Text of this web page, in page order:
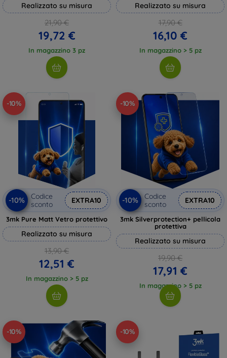
Realizzato su misura
21,90 €
19,72 €
In magazzino 3 pz
Realizzato su misura
17,90 €
16,10 €
In magazzino > 5 pz
-10%
-10%
Codice
sconto
EXTRA10
3mk Pure Matt Vetro protettivo
Realizzato su misura
13,90 €
12,51 €
In magazzino > 5 pz
-10%
-10%
Codice
sconto
EXTRA10
3mk Silverprotection+ pellicola
protettiva
Realizzato su misura
19,90 €
17,91 €
In magazzino > 5 pz
-10% -10%